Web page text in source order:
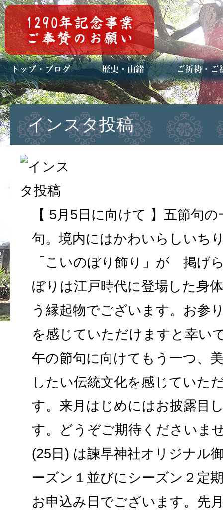
トップページ
ブログ(日々八百万)
お知らせ一覧 歴史・ご祭神
年中行事
メディア掲載 ご祈祷・ご祈
安産祈願
初宮参り
七五三詣
長寿のお祝い
神前結婚式
厄祓い・方位
車のお祓い
地鎮祭
神葬祭（神式
インスタ投稿
【 5月5日に向けて 】五節句
句。境内にはかわいらしいち
「こいのぼり飾り」が 掲げ
ぼりは江戸時代に登場した身
う縁起物でございます。お参
を感じていただけますと幸い
午の節句に向けてもう一つ、
したい伝統文化を感じていた
す。来月はじめにはお披露目
す。どうぞご期待くださいま
(25日) は諫早神社オリジナル
ーズン１並びにシーズン２定
お申込み日でございます。先